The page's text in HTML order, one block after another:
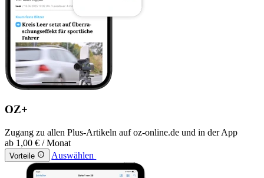
OZ+
Zugang zu allen Plus-Artikeln auf oz-online.de und in der App
ab 1,00 € / Monat
Vorteile Auswählen